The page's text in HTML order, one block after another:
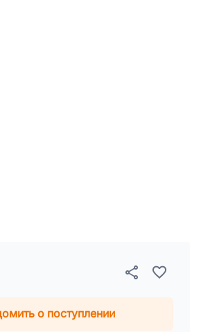
о поступлении